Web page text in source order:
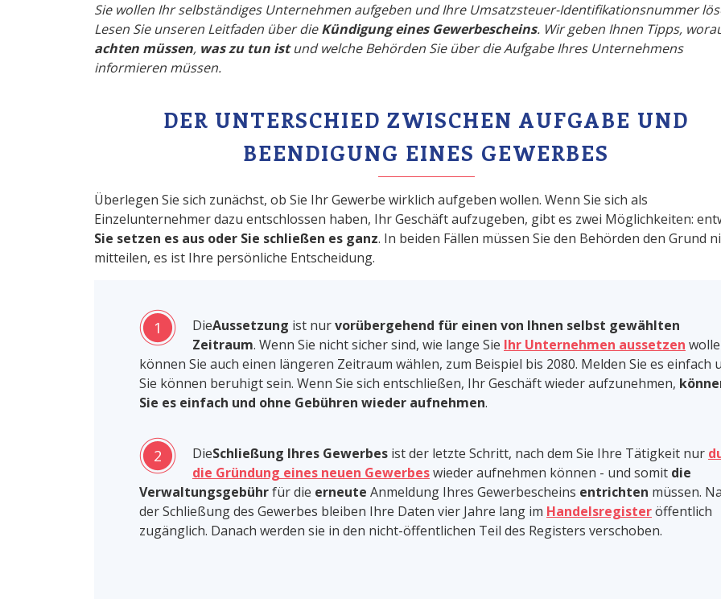
Sie wollen Ihr selbständiges Unternehmen aufgeben und Ihre Umsatzsteuer-Identifikationsnummer
Lesen Sie unseren Leitfaden über dieKündigung eines Gewerbescheins. Wir geben Ihnen Tipps,
achten müssen, was zu tun istund welche Behörden Sie über die Aufgabe Ihres Unternehmens
informieren müssen.
DER UNTERSCHIED ZWISCHEN AUFGABE UND
BEENDIGUNG EINES GEWERBES
Überlegen Sie sich zunächst, ob Sie Ihr Gewerbe wirklich aufgeben wollen. Wenn Sie sich als
Einzelunternehmer dazu entschlossen haben, Ihr Geschäft aufzugeben, gibt es zwei Möglichkeiten:
Sie setzen es aus oder Sie schließen es ganz. In beiden Fällen müssen Sie den Behörden den Grund
mitteilen, es ist Ihre persönliche Entscheidung.
1 DieAussetzung ist nurvorübergehend für einen von Ihnen selbst gewählten
Zeitraum. Wenn Sie nicht sicher sind, wie lange Sie Ihr Unternehmen aussetzen
können Sie auch einen längeren Zeitraum wählen, zum Beispiel bis 2080. Melden Sie es einfach
Sie können beruhigt sein. Wenn Sie sich entschließen, Ihr Geschäft wieder aufzunehmen,
Sie es einfach und ohne Gebühren wieder aufnehmen.
2 DieSchließung Ihres Gewerbes ist der letzte Schritt, nach dem Sie Ihre Tätigkeit nur
die Gründung eines neuen Gewerbeswieder aufnehmen können - und somit die
Verwaltungsgebührfür die erneute Anmeldung Ihres Gewerbescheins entrichten müssen.
der Schließung des Gewerbes bleiben Ihre Daten vier Jahre lang im Handelsregisteröffentlich
zugänglich. Danach werden sie in den nicht-öffentlichen Teil des Registers verschoben.